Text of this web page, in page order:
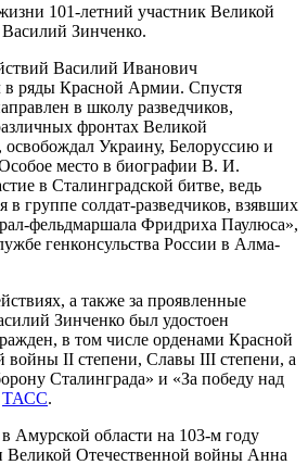
101-летний участник Великой
Зинченко.
Василий Иванович
в ряды Красной Армии. Спустя
в школу разведчиков,
фронтах Великой
Украину, Белоруссию и
место в биографии В. И.
в Сталинградской битве, ведь
в группе солдат-разведчиков, взявших
фельдмаршала Фридриха Паулюса»,
генконсульства России в Алма-
а также за проявленные
Зинченко был удостоен
в том числе орденами Красной
войны II степени, Славы III степени, а
Сталинграда» и «За победу над
ТАСС.
Амурской области на 103-м году
Великой Отечественной войны Анна